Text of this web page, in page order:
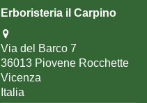
Erboristeria il Carpino
Via del Barco 7
36013 Piovene Rocchette
Vicenza
Italia